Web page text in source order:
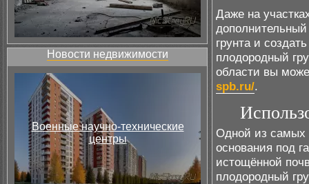
Новости недвижимости
Военные научно-технические
центры
Даже на
грунта и
плодородный
области вы
spb.ru/.
Одной из самых
основания под
истощённой
плодородный